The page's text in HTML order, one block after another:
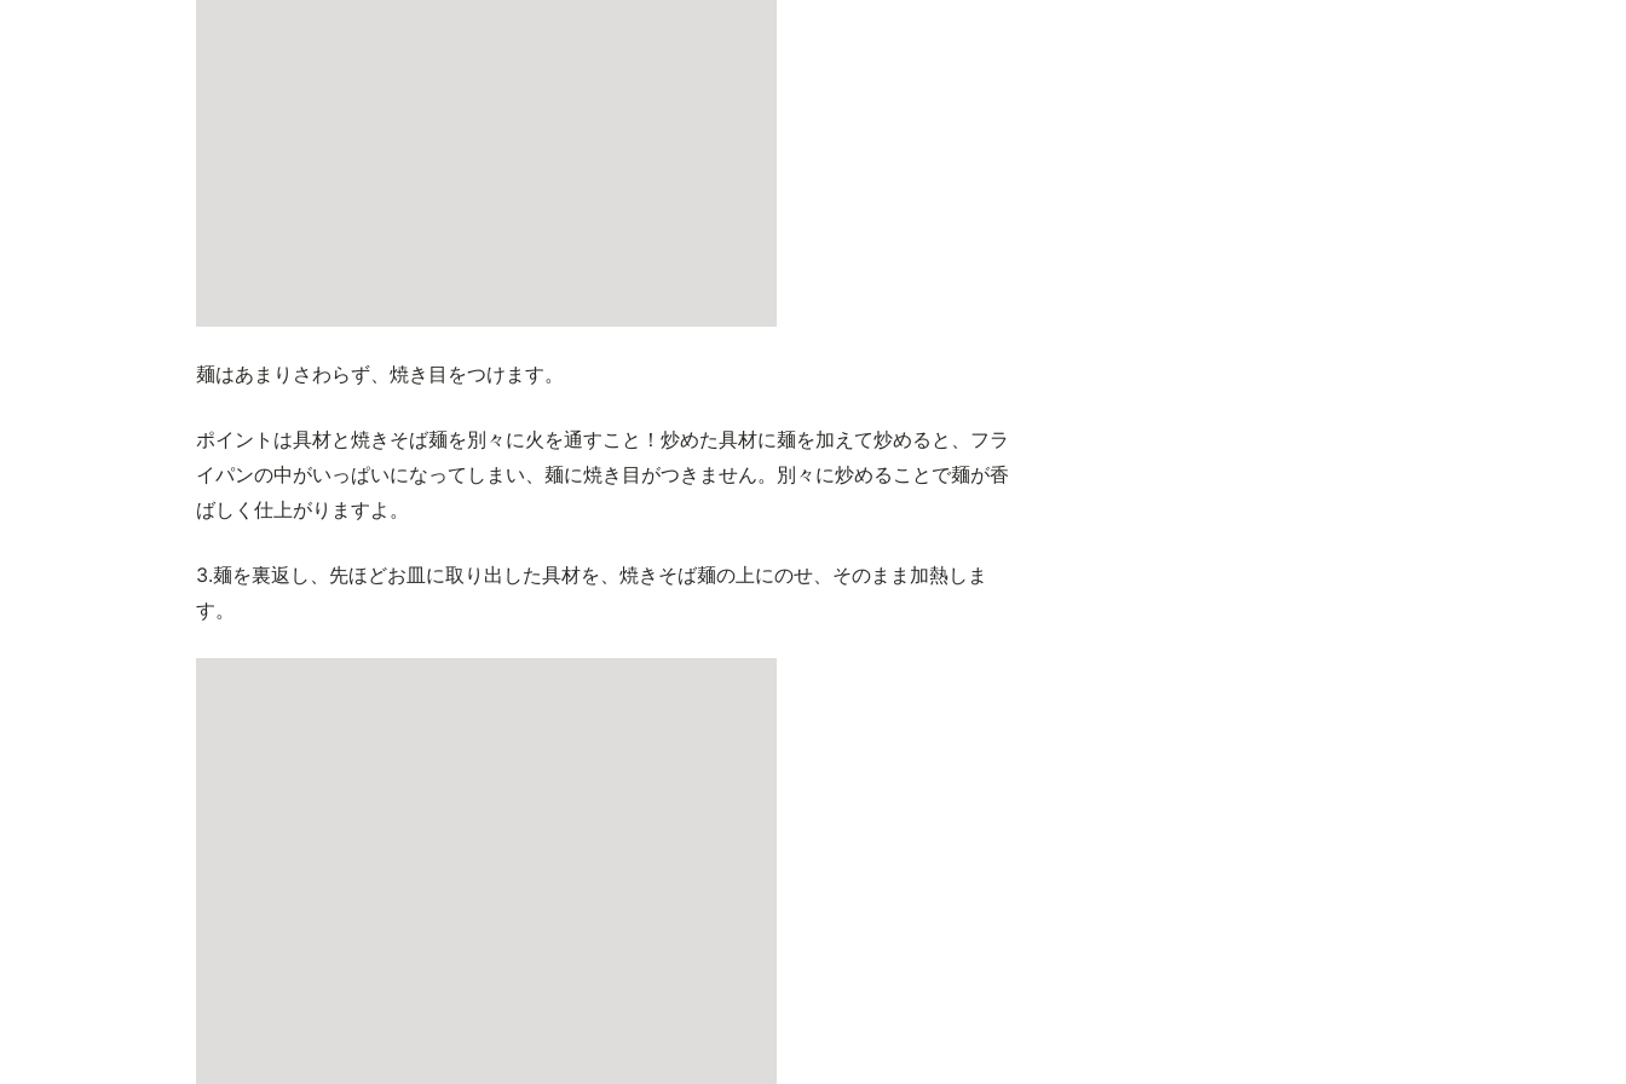
麺はあまりさわらず、焼き目をつけます。
ポイントは具材と焼きそば麺を別々に火を通すこと！炒めた具材に麺を加えて炒めると、フラ
イパンの中がいっぱいになってしまい、麺に焼き目がつきません。別々に炒めることで麺が香
ばしく仕上がりますよ。
3.麺を裏返し、先ほどお皿に取り出した具材を、焼きそば麺の上にのせ、そのまま加熱しま
す。